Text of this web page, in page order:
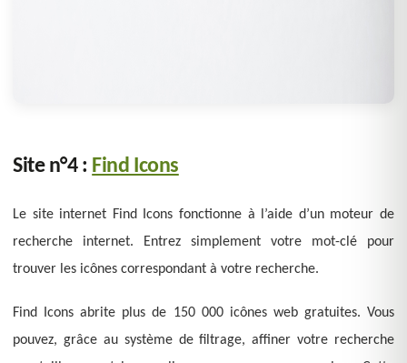
Site n°4 : Find Icons
Le site internet Find Icons fonctionne à l’aide d’un moteur de
recherche internet. Entrez simplement votre mot-clé pour
trouver les icônes correspondant à votre recherche.
Find Icons abrite plus de 150 000 icônes web gratuites. Vous
pouvez, grâce au système de filtrage, affiner votre recherche